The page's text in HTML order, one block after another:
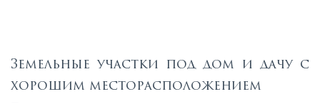
Земельные участки под дом и дачу с
хорошим месторасположением